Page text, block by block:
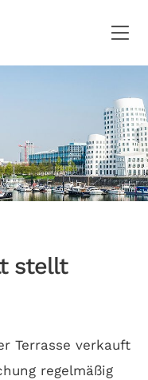
stellt
Terrasse verkauft
regelmäßig